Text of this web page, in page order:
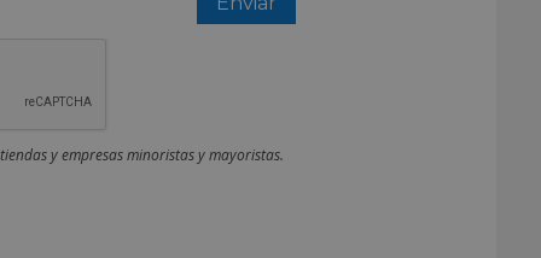
BROCA ALPEN HSS SPRINT MASTER 9,00 MM.
BROCA ALPEN HSS SPRINT MASTER 10,00
y empresas minoristas y mayoristas.